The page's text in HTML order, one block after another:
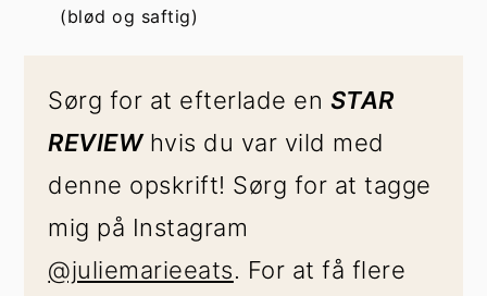
(blød og saftig)
Sørg for at efterlade en STAR
REVIEWhvis du var vild med
denne opskrift! Sørg for at tagge
mig på Instagram
@juliemarieeats. For at få flere